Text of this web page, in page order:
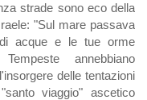
strade sono eco della
"Sul mare passava
acque e le tue orme
annebbiano
delle tentazioni
viaggio" ascetico